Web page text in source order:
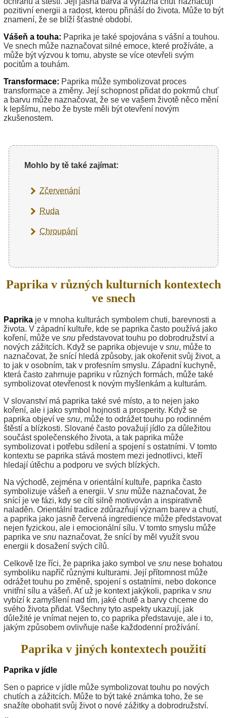
pozitivní energii a radost, kterou přináší do života. Může to být
znamení, že se blíží šťastné období.
Vášeň a touha: Paprika je také spojována s vášní a touhou.
Ve snech může naznačovat silné emoce, které prožíváte, a
může být výzvou k tomu, abyste se více otevřeli svým
pocitům a touhám.
Transformace: Paprika může symbolizovat proces
transformace a změny. Její schopnost přidat do pokrmů chuť
a barvu může naznačovat, že se ve vašem životě něco mění
k lepšímu, nebo že byste měli být otevření novým
zkušenostem.
Mohlo by tě také zajímat:
Zčervenání
Ruda
Chroupání
Paprika v různých kulturních kontextech
ve snech
Paprika je v mnoha kulturách symbolem chuti, barevnosti a
života. V západní kultuře, kde se paprika často používá jako
koření, může ve snu představovat touhu po dobrodružství a
nových zážitcích. Když se paprika objevuje v snu, může to
naznačovat, že snící hledá způsoby, jak okořenit svůj život, a
to jak v osobním, tak v profesním smyslu. Západní kuchyně,
která často zahrnuje papriku v různých formách, může také
symbolizovat otevřenost k novým myšlenkám a kulturám.
V slovanství má paprika také své místo, a to nejen jako
koření, ale i jako symbol hojnosti a prosperity. Když se
paprika objeví ve snu, může to odrážet touhu po rodinném
štěstí a blízkosti. Slované často považují jídlo za důležitou
součást společenského života, a tak paprika může
symbolizovat i potřebu sdílení a spojení s ostatními. V tomto
kontextu se paprika stává mostem mezi jednotlivci, kteří
hledají útěchu a podporu ve svých blízkých.
Na východě, zejména v orientální kultuře, paprika často
symbolizuje vášeň a energii. V snu může naznačovat, že
snící je ve fázi, kdy se cítí silně motivován a inspirativně
naladěn. Orientální tradice zdůrazňují význam barev a chutí,
a paprika jako jasně červená ingredience může představovat
nejen fyzickou, ale i emocionální sílu. V tomto smyslu může
paprika ve snu naznačovat, že snící by měl využít svou
energii k dosažení svých cílů.
Celkově lze říci, že paprika jako symbol ve snu nese bohatou
symboliku napříč různými kulturami. Její přítomnost může
odrážet touhu po změně, spojení s ostatními, nebo dokonce
vnitřní sílu a vášeň. Ať už je kontext jakýkoli, paprika v snu
vybízí k zamyšlení nad tím, jaké chutě a barvy chceme do
svého života přidat. Všechny tyto aspekty ukazují, jak
důležité je vnímat nejen to, co paprika představuje, ale i to,
jakým způsobem ovlivňuje naše každodenní prožívání.
Paprika v jiných kontextech použití
Paprika v jídle
Sen o paprice v jídle může symbolizovat touhu po nových
chutích a zážitcích. Může to být také známka toho, že se
snažíte obohatit svůj život o nové zážitky a dobrodružství.